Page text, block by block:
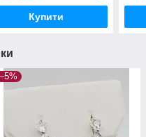
Купити
–5%